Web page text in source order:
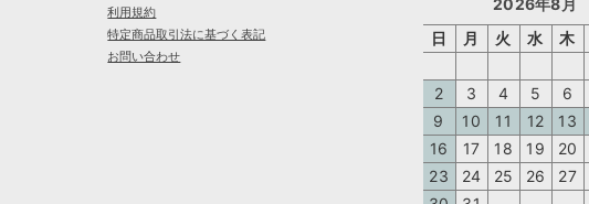
利用規約
特定商品取引法に基づく表記
お問い合わせ
日 月 火 水 木
2
3 4 5 6
9
10 11 12 13
16
17 18 19 20
23
24 25 26 27